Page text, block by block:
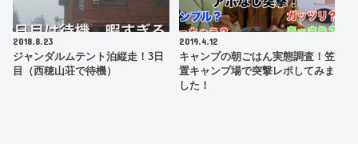
2018.8.23
ジャンダルムテント泊縦走！3日
目（西穂山荘で待機）
2019.4.12
キャンプの朝ごはん実態調査！笠
置キャンプ場で突撃レポしてみま
した！